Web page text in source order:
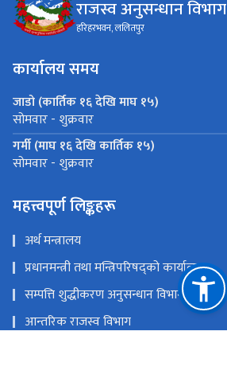
राजस्व अनुसन्धान विभाग
हरिहरभवन, ललितपुर
कार्यालय समय
जाडो (कार्तिक १६ देखि माघ १५)
सोमवार - शुक्रवार
गर्मी (माघ १६ देखि कार्तिक १५)
सोमवार - शुक्रवार
महत्त्वपूर्ण लिङ्कहरू
अर्थ मन्त्रालय
प्रधानमन्त्री तथा मन्त्रिपरिषद्को कार्यालय
सम्पत्ति शुद्धीकरण अनुसन्धान विभाग
आन्तरिक राजस्व विभाग